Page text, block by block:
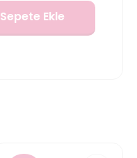
Sepete Ekle